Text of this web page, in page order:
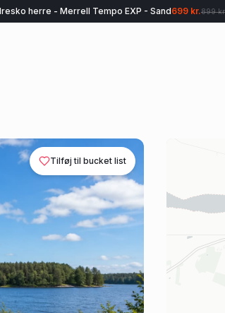
Vandrestave - Treklife Aero Fold UL699 kr.999 kr.
Tilføj til bucket list